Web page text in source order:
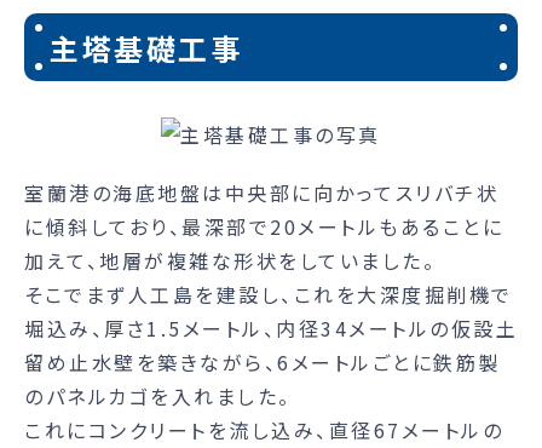
主塔基礎工事
室蘭港の海底地盤は中央部に向かってスリバチ状
に傾斜しており、最深部で20メートルもあることに
加えて、地層が複雑な形状をしていました。
そこでまず人工島を建設し、これを大深度掘削機で
堀込み、厚さ1.5メートル、内径34メートルの仮設土
留め止水壁を築きながら、6メートルごとに鉄筋製
のパネルカゴを入れました。
これにコンクリートを流し込み、直径67メートルの